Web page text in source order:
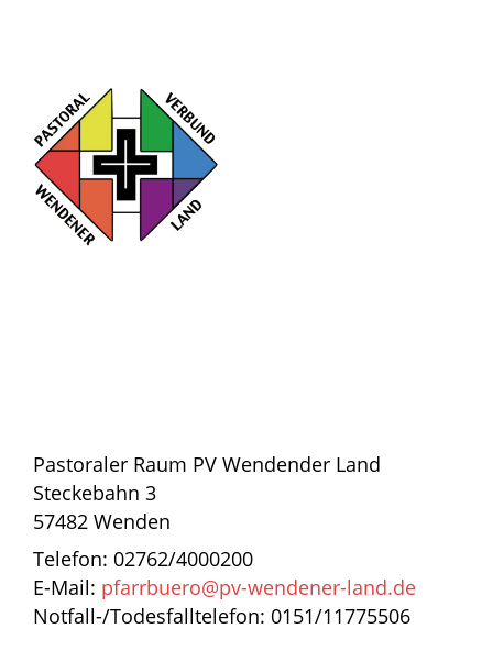
Pastoraler Raum PV Wendender Land
Steckebahn 3
57482 Wenden
Telefon: 02762/4000200
E-Mail: pfarrbuero@pv-wendener-land.de
Notfall-/Todesfalltelefon: 0151/11775506